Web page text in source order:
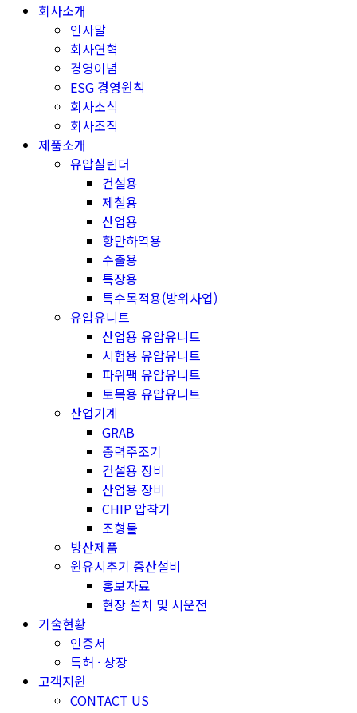
회사소개
인사말
회사연혁
경영이념
ESG 경영원칙
회사소식
회사조직
제품소개
유압실린더
건설용
제철용
산업용
항만하역용
수출용
특장용
특수목적용(방위사업)
유압유니트
산업용 유압유니트
시험용 유압유니트
파워팩 유압유니트
토목용 유압유니트
산업기계
GRAB
중력주조기
건설용 장비
산업용 장비
CHIP 압착기
조형물
방산제품
원유시추기 증산설비
홍보자료
현장 설치 및 시운전
기술현황
인증서
특허 · 상장
고객지원
CONTACT US